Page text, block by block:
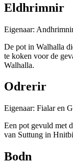
Eldhrimnir
Eigenaar:
De pot in Walhalla
te koken voor de
Walhalla.
Odrerir
Eigenaar: Fialar en
Een pot gevuld met
van Suttung in
Bodn